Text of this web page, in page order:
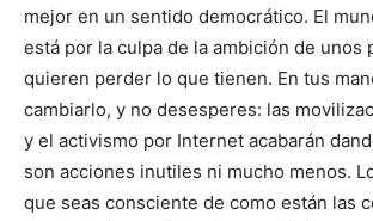
mejor en un sentido democrático. El
está por la culpa de la ambición de unos
quieren perder lo que tienen. En tus
cambiarlo, y no desesperes: las
y el activismo por Internet acabarán
son acciones inutiles ni mucho menos.
que seas consciente de como están las